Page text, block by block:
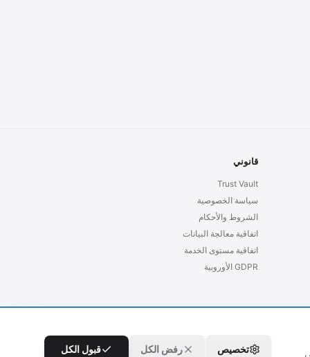
قانوني
Trust Vault
سياسة الخصوصية
الشروط والأحكام
اتفاقية معالجة البيانات
اتفاقية مستوى الخدمة
GDPR الأوروبية
تخصيص رفض الكل قبول الكل